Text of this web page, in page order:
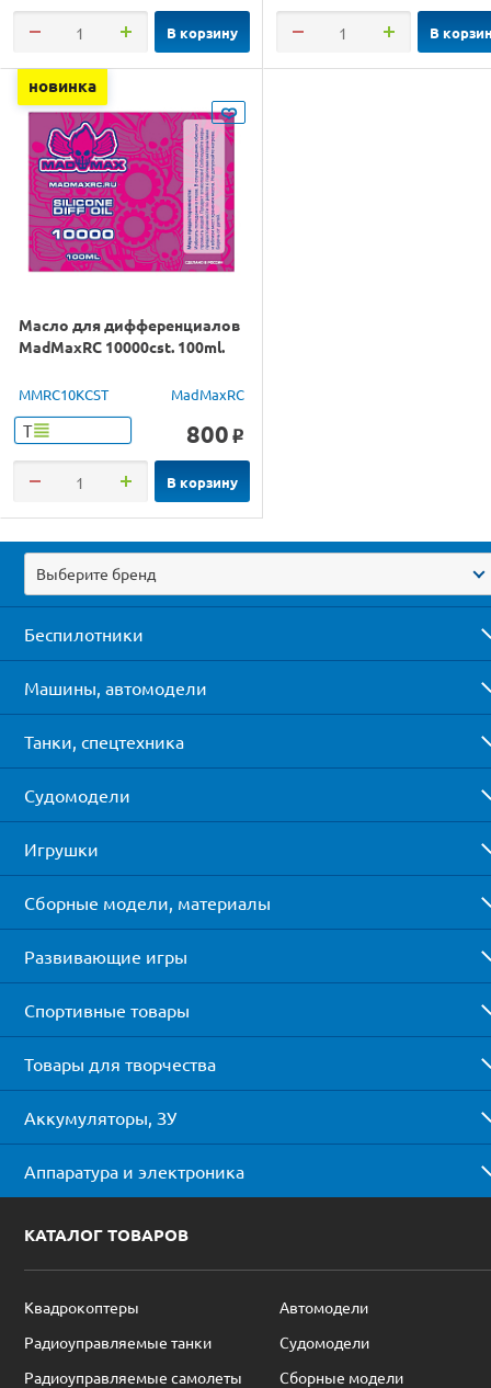
В корзину В
новинка
Масло для дифференциалов
MadMaxRC 10000cst. 100ml.
MMRC10KCST MadMaxRC
Т 800 o
В корзину
Выберите бренд
Беспилотники
Машины, автомодели
Танки, спецтехника
Судомодели
Игрушки
Сборные модели, материалы
Развивающие игры
Спортивные товары
Товары для творчества
Аккумуляторы, ЗУ
Аппаратура и электроника
КАТАЛОГ ТОВАРОВ
Квадрокоптеры
Автомодели
Радиоуправляемые танки
Судомодели
Радиоуправляемые самолеты
Сборные модели